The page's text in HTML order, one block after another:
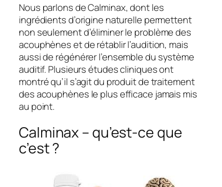
Nous parlons de Calminax, dont les
ingrédients d’origine naturelle permettent
non seulement d’éliminer le problème des
acouphènes et de rétablir l’audition, mais
aussi de régénérer l’ensemble du système
auditif. Plusieurs études cliniques ont
montré qu’il s’agit du produit de traitement
des acouphènes le plus efficace jamais mis
au point.
Calminax – qu’est-ce que
c’est ?